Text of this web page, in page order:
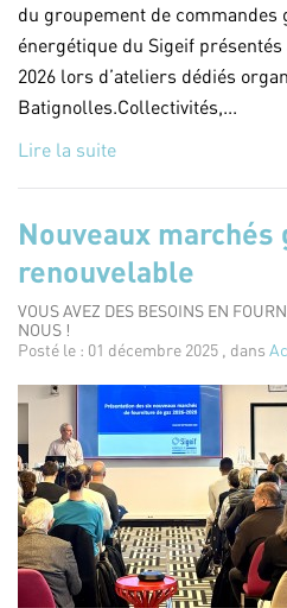
du groupement de commandes
énergétique du Sigeif
2026 lors d’ateliers dédiés
Batignolles.Collectivités,...
Lire la suite
Nouveaux marchés
renouvelable
VOUS AVEZ DES BESOINS EN
NOUS !
Posté le : 01 décembre 2025 , dans